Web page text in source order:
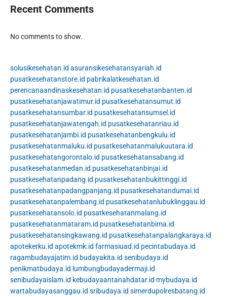
Recent Comments
No comments to show.
solusikesehatan.id asuransikesehatansyariah.id
pusatkesehatanstore.id pabrikalatkesehatan.id
perencanaandinaskesehatan.id pusatkesehatanbanten.id
pusatkesehatanjawatimur.id pusatkesehatansumut.id
pusatkesehatansumbar.id pusatkesehatansumsel.id
pusatkesehatanjawatengah.id pusatkesehatanriau.id
pusatkesehatanjambi.id pusatkesehatanbengkulu.id
pusatkesehatanmaluku.id pusatkesehatanmalukuutara.id
pusatkesehatangorontalo.id pusatkesehatansabang.id
pusatkesehatanmedan.id pusatkesehatanbinjai.id
pusatkesehatanpadang.id pusatkesehatanbukittinggi.id
pusatkesehatanpadangpanjang.id pusatkesehatandumai.id
pusatkesehatanpalembang.id pusatkesehatanlubuklinggau.id
pusatkesehatansolo.id pusatkesehatanmalang.id
pusatkesehatanmataram.id pusatkesehatanbima.id
pusatkesehatansingkawang.id pusatkesehatanpalangkaraya.id
apotekerku.id apotekmk.id farmasiuad.id pecintabudaya.id
ragambudayajatim.id budayakita.id senibudaya.id
penikmatbudaya.id lumbungbudayadermaji.id
senibudayaislam.id kebudayaantanahdatar.id mybudaya.id
wartabudayasanggau.id sribudaya.id simerdupolresbatang.id